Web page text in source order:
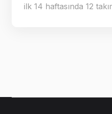
ilk 14 haftasında 12